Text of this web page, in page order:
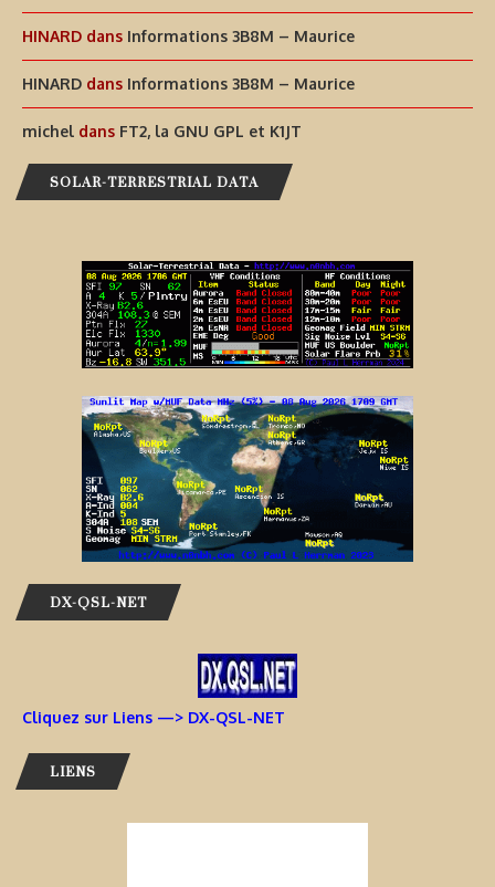
HINARD dans Informations 3B8M – Maurice
HINARD dans Informations 3B8M – Maurice
michel dans FT2, la GNU GPL et K1JT
SOLAR-TERRESTRIAL DATA
DX-QSL-NET
Cliquez sur Liens —> DX-QSL-NET
LIENS